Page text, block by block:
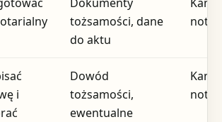
tożsamości, dane
do aktu
i
Dowód
tożsamości,
ewentualne